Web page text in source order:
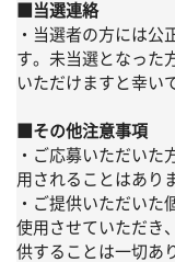
■当選連絡
・当選者の方には公
す。未当選となった
いただけますと幸い
■その他注意事項
・ご応募いただいた
用されることはあり
・ご提供いただいた
使用させていただき
供することは一切あ